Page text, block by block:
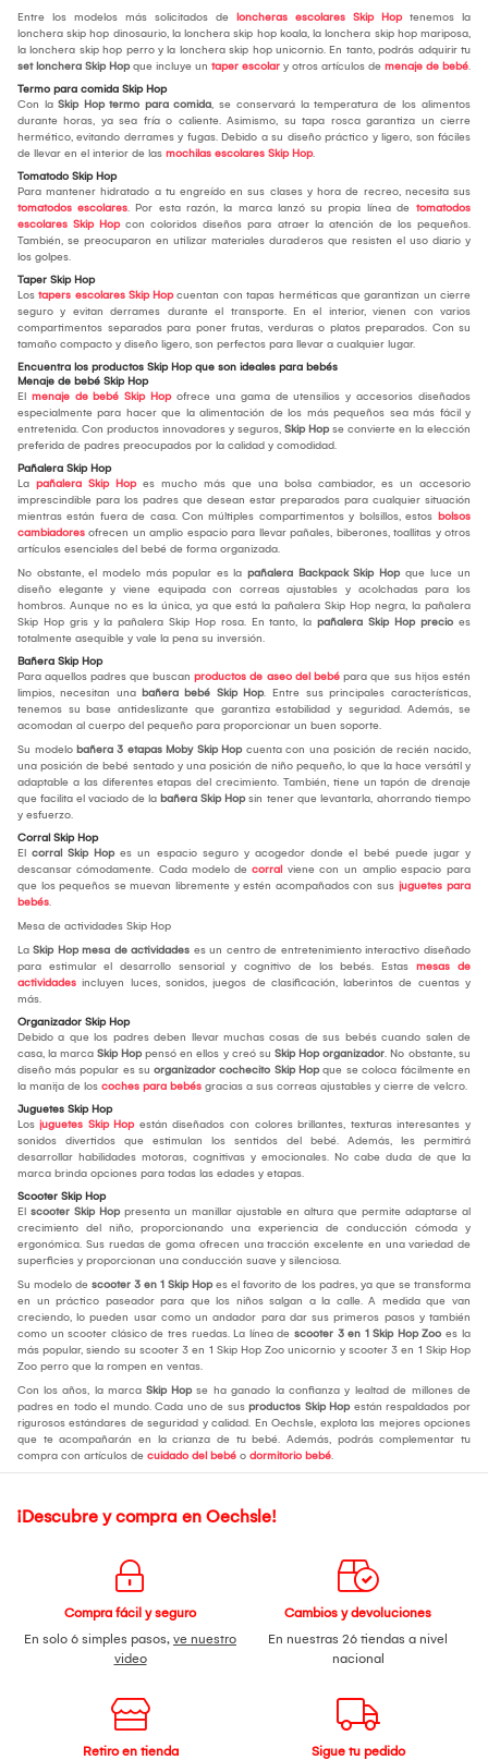
Entre los modelos más solicitados de loncheras escolares Skip Hoptenemos la
lonchera skip hop dinosaurio, la lonchera skip hop koala, la lonchera skip hop mariposa,
la lonchera skip hop perro y la lonchera skip hop unicornio. En tanto, podrás adquirir tu
set lonchera Skip Hopque incluye un taper escolar y otros artículos de menaje de bebé.
Termo para comida Skip Hop
Con la Skip Hop termo para comida, se conservará la temperatura de los alimentos
durante horas, ya sea fría o caliente. Asimismo, su tapa rosca garantiza un cierre
hermético, evitando derrames y fugas. Debido a su diseño práctico y ligero, son fáciles
de llevar en el interior de las mochilas escolares Skip Hop.
Tomatodo Skip Hop
Para mantener hidratado a tu engreído en sus clases y hora de recreo, necesita sus
tomatodos escolares. Por esta razón, la marca lanzó su propia línea de tomatodos
escolares Skip Hopcon coloridos diseños para atraer la atención de los pequeños.
También, se preocuparon en utilizar materiales duraderos que resisten el uso diario y
los golpes.
Taper Skip Hop
Los tapers escolares Skip Hopcuentan con tapas herméticas que garantizan un cierre
seguro y evitan derrames durante el transporte. En el interior, vienen con varios
compartimentos separados para poner frutas, verduras o platos preparados. Con su
tamaño compacto y diseño ligero, son perfectos para llevar a cualquier lugar.
Encuentra los productos Skip Hop que son ideales para bebés
Menaje de bebé Skip Hop
El menaje de bebé Skip Hopofrece una gama de utensilios y accesorios diseñados
especialmente para hacer que la alimentación de los más pequeños sea más fácil y
entretenida. Con productos innovadores y seguros, Skip Hopse convierte en la elección
preferida de padres preocupados por la calidad y comodidad.
Pañalera Skip Hop
La pañalera Skip Hopes mucho más que una bolsa cambiador, es un accesorio
imprescindible para los padres que desean estar preparados para cualquier situación
mientras están fuera de casa. Con múltiples compartimentos y bolsillos, estos bolsos
cambiadores ofrecen un amplio espacio para llevar pañales, biberones, toallitas y otros
artículos esenciales del bebé de forma organizada.
No obstante, el modelo más popular es la pañalera Backpack Skip Hopque luce un
diseño elegante y viene equipada con correas ajustables y acolchadas para los
hombros. Aunque no es la única, ya que está la pañalera Skip Hop negra, la pañalera
Skip Hop gris y la pañalera Skip Hop rosa. En tanto, la pañalera Skip Hop precio es
totalmente asequible y vale la pena su inversión.
Bañera Skip Hop
Para aquellos padres que buscan productos de aseo del bebé para que sus hijos estén
limpios, necesitan una bañera bebé Skip Hop. Entre sus principales características,
tenemos su base antideslizante que garantiza estabilidad y seguridad. Además, se
acomodan al cuerpo del pequeño para proporcionar un buen soporte.
Su modelo bañera 3 etapas Moby Skip Hopcuenta con una posición de recién nacido,
una posición de bebé sentado y una posición de niño pequeño, lo que la hace versátil y
adaptable a las diferentes etapas del crecimiento. También, tiene un tapón de drenaje
que facilita el vaciado de la bañera Skip Hopsin tener que levantarla, ahorrando tiempo
y esfuerzo.
Corral Skip Hop
El corral Skip Hopes un espacio seguro y acogedor donde el bebé puede jugar y
descansar cómodamente. Cada modelo de corral viene con un amplio espacio para
que los pequeños se muevan libremente y estén acompañados con sus juguetes para
bebés.
Mesa de actividades Skip Hop
La Skip Hop mesa de actividades es un centro de entretenimiento interactivo diseñado
para estimular el desarrollo sensorial y cognitivo de los bebés. Estas mesas de
actividades incluyen luces, sonidos, juegos de clasificación, laberintos de cuentas y
más.
Organizador Skip Hop
Debido a que los padres deben llevar muchas cosas de sus bebés cuando salen de
casa, la marca Skip Hoppensó en ellos y creó su Skip Hop organizador. No obstante, su
diseño más popular es su organizador cochecito Skip Hopque se coloca fácilmente en
la manija de los coches para bebés gracias a sus correas ajustables y cierre de velcro.
Juguetes Skip Hop
Los juguetes Skip Hopestán diseñados con colores brillantes, texturas interesantes y
sonidos divertidos que estimulan los sentidos del bebé. Además, les permitirá
desarrollar habilidades motoras, cognitivas y emocionales. No cabe duda de que la
marca brinda opciones para todas las edades y etapas.
Scooter Skip Hop
El scooter Skip Hoppresenta un manillar ajustable en altura que permite adaptarse al
crecimiento del niño, proporcionando una experiencia de conducción cómoda y
ergonómica. Sus ruedas de goma ofrecen una tracción excelente en una variedad de
superficies y proporcionan una conducción suave y silenciosa.
Su modelo de scooter 3 en 1 Skip Hopes el favorito de los padres, ya que se transforma
en un práctico paseador para que los niños salgan a la calle. A medida que van
creciendo, lo pueden usar como un andador para dar sus primeros pasos y también
como un scooter clásico de tres ruedas. La línea de scooter 3 en 1 Skip Hop Zoo es la
más popular, siendo su scooter 3 en 1 Skip Hop Zoo unicornio y scooter 3 en 1 Skip Hop
Zoo perro que la rompen en ventas.
Con los años, la marca Skip Hopse ha ganado la confianza y lealtad de millones de
padres en todo el mundo. Cada uno de sus productos Skip Hopestán respaldados por
rigurosos estándares de seguridad y calidad. En Oechsle, explota las mejores opciones
que te acompañarán en la crianza de tu bebé. Además, podrás complementar tu
compra con artículos de cuidado del bebé o dormitorio bebé.
¡Descubre y compra en Oechsle!
Compra fácil y seguro
En solo 6 simples pasos, ve nuestro
video
Cambios y devoluciones
En nuestras 26 tiendas a nivel
nacional
Retiro en tienda
Sigue tu pedido